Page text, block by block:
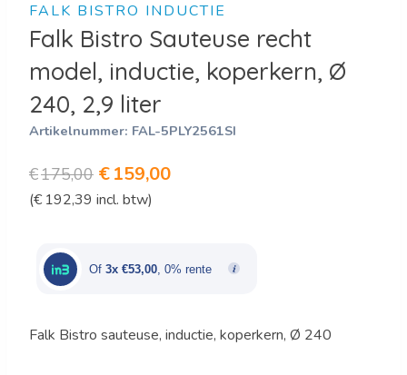
FALK BISTRO INDUCTIE
Falk Bistro Sauteuse recht
model, inductie, koperkern, Ø
240, 2,9 liter
Artikelnummer: FAL-5PLY2561SI
€175,00 Oorspronkelijke
prijs
€175,00.
€159,00Huidige
€159,00.
(€ 192,39 incl. btw)
Of 3x €53,00, 0% rente
Falk Bistro sauteuse, inductie, koperkern, Ø 240